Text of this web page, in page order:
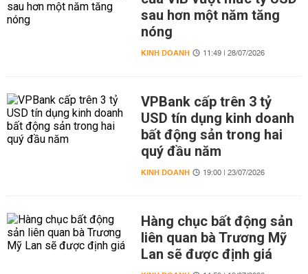
sau hơn một năm tăng
nóng
KINH DOANH 11:49 | 28/07/2026
VPBank cấp trên 3 tỷ
USD tín dụng kinh doanh
bất động sản trong hai
quý đầu năm
KINH DOANH 19:00 | 23/07/2026
Hàng chục bất động sản
liên quan bà Trương Mỹ
Lan sẽ được định giá